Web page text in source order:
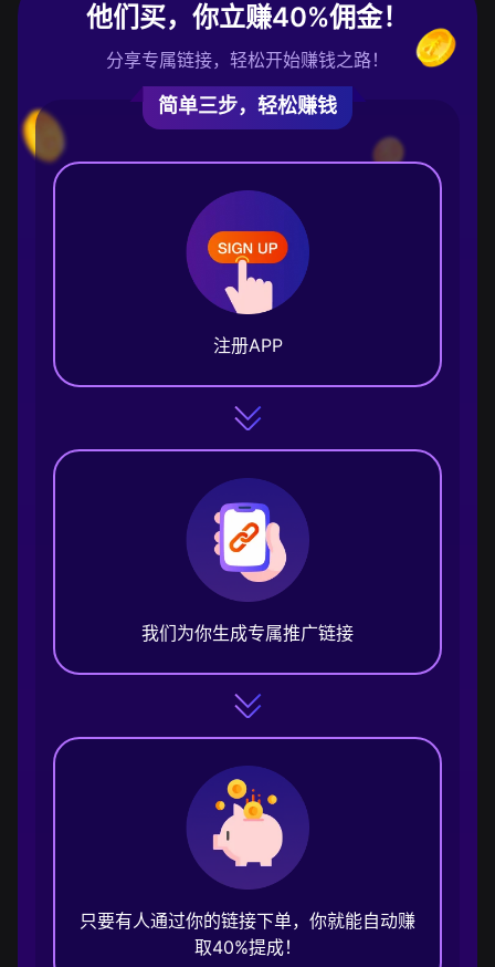
他们买，你立赚40%佣金！
分享专属链接，轻松开始赚钱之路！
简单三步，轻松赚钱
注册APP
我们为你生成专属推广链接
只要有人通过你的链接下单，你就能自动赚
取40%提成！